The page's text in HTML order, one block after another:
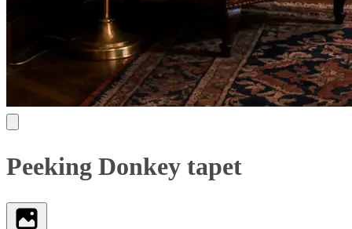
Peeking Donkey tapet